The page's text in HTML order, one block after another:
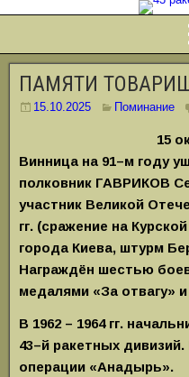
ПАМЯТИ
15.10.2025 Поминание
15
Винница на 91–м году
полковник ГАВРИКОВ
участник Великой
гг. (сражение на
города Киева, штурм
Награждён шестью
медалями «За отвагу»
В 1962 – 1964 гг.
43–й ракетных
операции «Анадырь».